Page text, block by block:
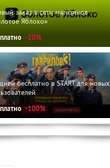
заказ в сети магазинов
Яблоко»
-20%
бесплатно в START для новых
-100%